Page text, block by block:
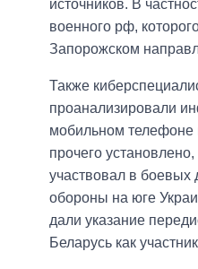
источников. В
военного рф,
Запорожском
Также
проанализировали
мобильном телефоне
прочего
участвовал в боевых
обороны на юге
дали указание
Беларусь как